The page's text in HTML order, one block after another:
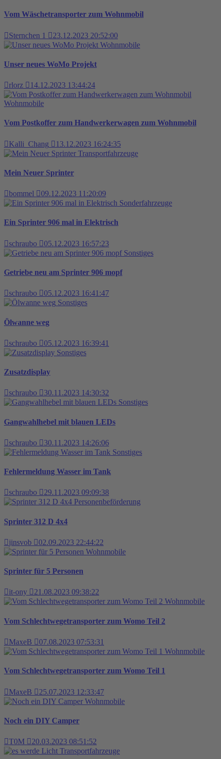
Vom Wäschetransporter zum Wohnmobil
Sternchen 1
23.12.2023 20:52:00
Wohnmobile
Unser neues WoMo Projekt
rlorz 14.12.2023 13:44:24
Wohnmobile
Vom Postkoffer zum Handwerkerwagen zum Wohnmobil
Kalli_Chang
13.12.2023 16:24:35
Transportfahrzeuge
Mein Neuer Sprinter
bommel
09.12.2023 11:20:09
Sonderfahrzeuge
Ein Sprinter 906 mal in Elektrisch
schraubo
05.12.2023 16:57:23
Sonstiges
Getriebe neu am Sprinter 906 mopf
schraubo
05.12.2023 16:41:47
Sonstiges
Ölwanne weg
schraubo
05.12.2023 16:39:41
Sonstiges
Zusatzdisplay
schraubo
30.11.2023 14:30:32
Sonstiges
Gangwahlhebel mit blauen LEDs
schraubo
30.11.2023 14:26:06
Sonstiges
Fehlermeldung Wasser im Tank
schraubo
29.11.2023 09:09:38
Personenbeförderung
Sprinter 312 D 4x4
jinsvob
02.09.2023 22:44:22
Wohnmobile
Sprinter für 5 Personen
it-ony
21.08.2023 09:38:22
Wohnmobile
Vom Schlechtwegetransporter zum Womo Teil 2
MaxeB
07.08.2023 07:53:31
Wohnmobile
Vom Schlechtwegetransporter zum Womo Teil 1
MaxeB
25.07.2023 12:33:47
Wohnmobile
Noch ein DIY Camper
T0M
20.03.2023 08:51:52
Transportfahrzeuge